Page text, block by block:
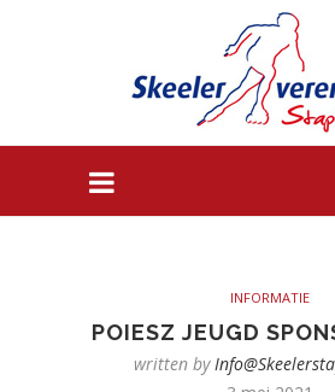
INFORMATIE
POIESZ JEUGD
written by